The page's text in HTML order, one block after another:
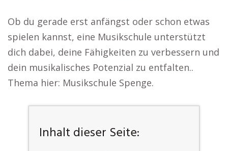
Ob du gerade erst anfängst oder schon etwas
spielen kannst, eine Musikschule unterstützt
dich dabei, deine Fähigkeiten zu verbessern und
dein musikalisches Potenzial zu entfalten..
Thema hier: Musikschule Spenge.
Inhalt dieser Seite: